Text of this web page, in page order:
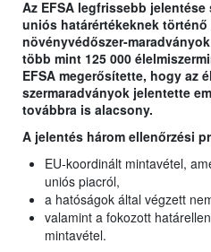
Az EFSA legfrissebb
uniós határértékeknek történő
növényvédőszer-
több mint 125 000
EFSA megerősítette, hogy az
szermaradványok jelentette
továbbra is alacsony.
A jelentés három ellenőrzési
EU-koordinált mintavétel,
uniós piacról,
a hatóságok által végzett
valamint a fokozott
mintavétel.